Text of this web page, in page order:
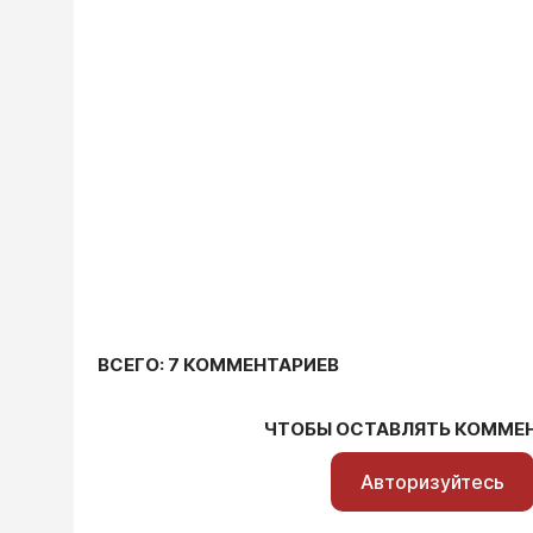
ВСЕГО: 7 КОММЕНТАРИЕВ
ЧТОБЫ ОСТАВЛЯТЬ
Авторизуйтесь